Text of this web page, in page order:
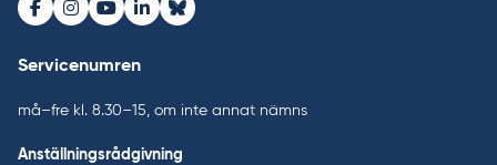
Facebook
Instagram
Youtube
LinkedInBluesky
Servicenumren
må–fre kl. 8.30–15, om inte annat nämns
Anställningsrådgivning